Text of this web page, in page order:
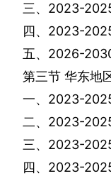
三、 2023-
四、 2023-
五、 2026-
第三节 华东地
一、 2023-
二、 2023-
三、 2023-
四、 2023-